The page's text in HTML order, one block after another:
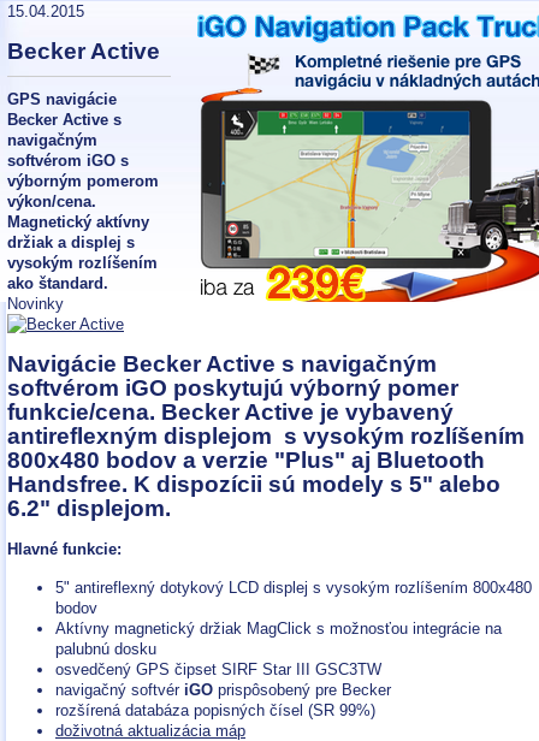
15.04.2015
Becker Active
GPS navigácie
Becker Active s
navigačným
softvérom iGO s
výborným pomerom
výkon/cena.
Magnetický aktívny
držiak a displej s
vysokým rozlíšením
ako štandard.
Novinky
Navigácie Becker Active s navigačným
softvérom iGO poskytujú výborný pomer
funkcie/cena. Becker Active je vybavený
antireflexným displejom s vysokým rozlíšením
800x480 bodov a verzie "Plus" aj Bluetooth
Handsfree. K dispozícii sú modely s 5" alebo
6.2" displejom.
Hlavné funkcie:
5" antireflexný dotykový LCD displej s vysokým rozlíšením 800x480
bodov
Aktívny magnetický držiak MagClick s možnosťou integrácie na
palubnú dosku
osvedčený GPS čipset SIRF Star III GSC3TW
navigačný softvér iGO prispôsobený pre Becker
rozšírená databáza popisných čísel (SR 99%)
doživotná aktualizácia máp